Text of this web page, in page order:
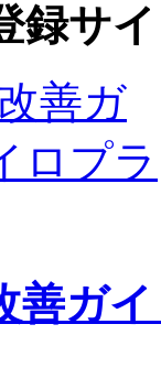
録サ
善ガ